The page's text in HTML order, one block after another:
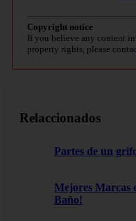
Copyright notice
If you believe any content
property rights, please
Relaccionados
Partes de un
Mejores Marcas
Baño!